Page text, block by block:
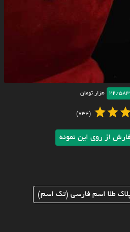
22/583 هزار تومان
(734)
از روی این نمونه
طلا اسم فارسی (تک اسم)